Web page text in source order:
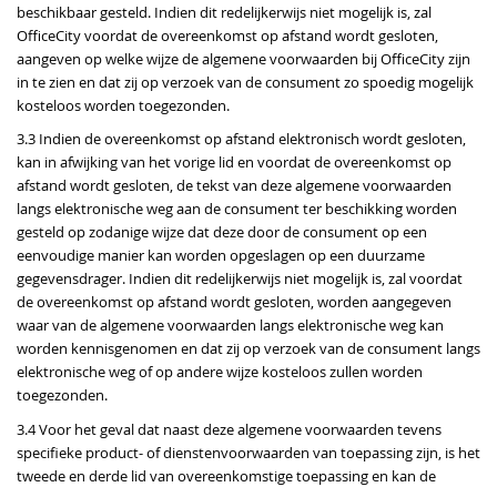
beschikbaar gesteld. Indien dit redelijkerwijs niet mogelijk is, zal
OfficeCity voordat de overeenkomst op afstand wordt gesloten,
aangeven op welke wijze de algemene voorwaarden bij OfficeCity zijn
in te zien en dat zij op verzoek van de consument zo spoedig mogelijk
kosteloos worden toegezonden.
3.3 Indien de overeenkomst op afstand elektronisch wordt gesloten,
kan in afwijking van het vorige lid en voordat de overeenkomst op
afstand wordt gesloten, de tekst van deze algemene voorwaarden
langs elektronische weg aan de consument ter beschikking worden
gesteld op zodanige wijze dat deze door de consument op een
eenvoudige manier kan worden opgeslagen op een duurzame
gegevensdrager. Indien dit redelijkerwijs niet mogelijk is, zal voordat
de overeenkomst op afstand wordt gesloten, worden aangegeven
waar van de algemene voorwaarden langs elektronische weg kan
worden kennisgenomen en dat zij op verzoek van de consument langs
elektronische weg of op andere wijze kosteloos zullen worden
toegezonden.
3.4 Voor het geval dat naast deze algemene voorwaarden tevens
specifieke product- of dienstenvoorwaarden van toepassing zijn, is het
tweede en derde lid van overeenkomstige toepassing en kan de